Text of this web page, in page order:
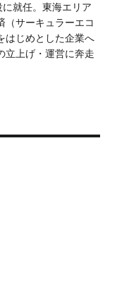
就任。東海エリア
（サーキュラーエコ
はじめとした企業へ
立上げ・運営に奔走